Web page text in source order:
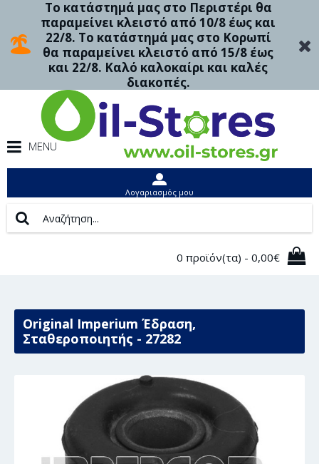
Το κατάστημά μας στο Περιστέρι θα
παραμείνει κλειστό από 10/8 έως και
22/8. Το κατάστημά μας στο Κορωπί
θα παραμείνει κλειστό από 15/8 έως
και 22/8. Καλό καλοκαίρι και καλές
διακοπές.
MENU
Λογαριασμός μου
0 προϊόν(τα) - 0,00€
Original Imperium Έδραση,
Σταθεροποιητής - 27282